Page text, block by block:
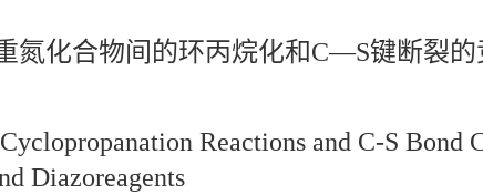
氮化合物间的环丙烷化和C—S键断裂的
Reactions and C-S Bond
Diazoreagents